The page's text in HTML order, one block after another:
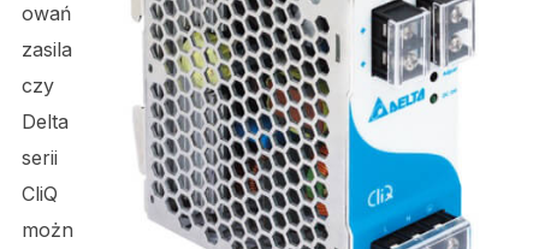
owań
zasila
czy
Delta
serii
CliQ
możn